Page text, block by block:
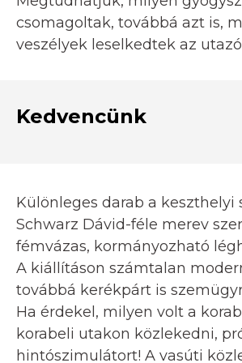
csomagoltak, továbbá azt is,
veszélyek leselkedtek az
Kedvencünk
Különleges darab a keszthelyi
Schwarz Dávid-féle merev
fémvázas, kormányozható
A kiállításon számtalan
továbbá kerékpárt is
Ha érdekel, milyen volt a
korabeli utakon közlekedni,
hintószimulátort! A vasúti